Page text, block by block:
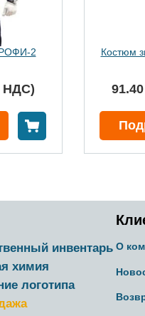
2
НДС)
В корзину
Костюм
инвентарь
химия
логотипа
О